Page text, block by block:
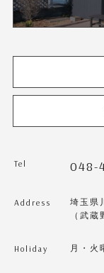
Tel 048-
Address
埼玉県
（武
Holiday 月・火